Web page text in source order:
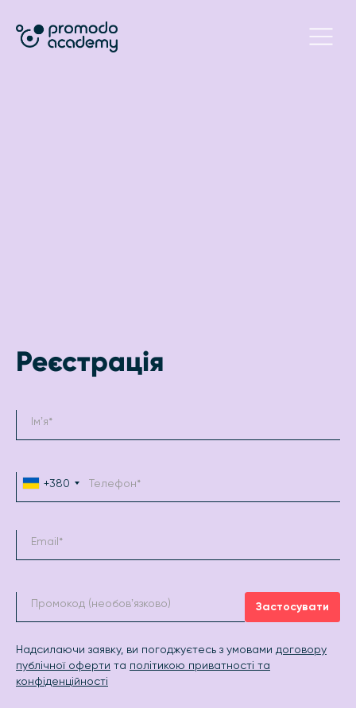
Реєстрація
+380
Застосувати
Надсилаючи заявку, ви погоджуєтесь з умовами договору
публічної оферти та політикою приватності та
конфіденційності